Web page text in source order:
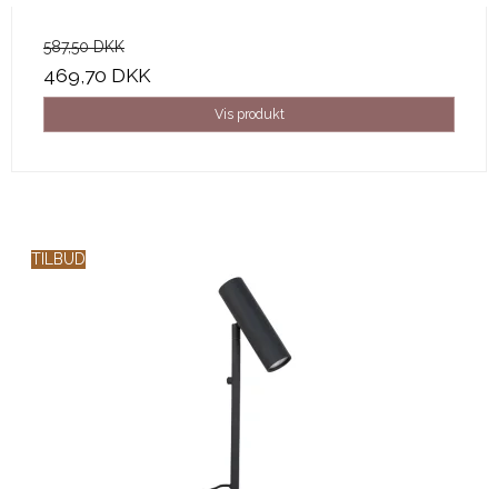
587,50 DKK
469,70 DKK
Vis produkt
TILBUD